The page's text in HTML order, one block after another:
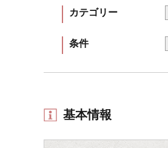
カテゴリー
条件
基本情報